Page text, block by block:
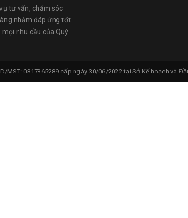
tư vấn, chăm sóc
nhằm đáp ứng tốt
nhu cầu của Quý
MST: 0317365289 cấp ngày 30/06/2022 tại Sở Kế hoạch và